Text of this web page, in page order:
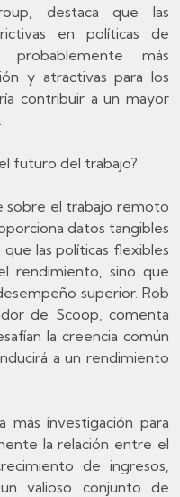
destaca que las
en políticas de
más
y atractivas para los
contribuir a un mayor
futuro del trabajo?
sobre el trabajo remoto
datos tangibles
las políticas flexibles
rendimiento, sino que
superior. Rob
de Scoop, comenta
la creencia común
a un rendimiento
más investigación para
la relación entre el
de ingresos,
valioso conjunto de